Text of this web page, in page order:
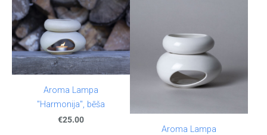
Aroma Lampa
"Harmonija", bēša
€25.00
Aroma Lampa